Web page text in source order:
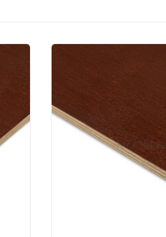
Dakplaat
Constructieplaat